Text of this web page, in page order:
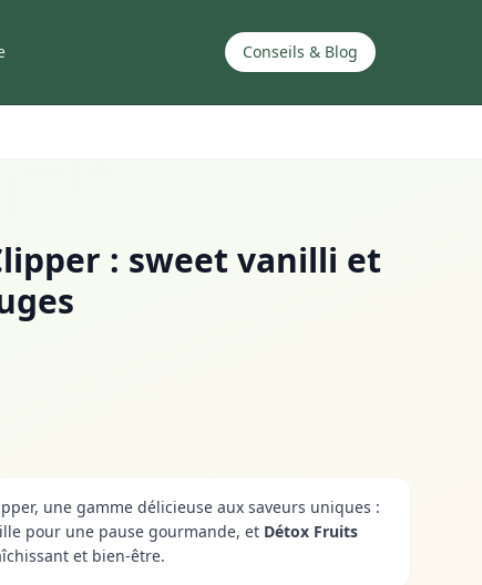
Conseils & Blog
: sweet vanilli et
une gamme délicieuse aux saveurs uniques :
pour une pause gourmande, et Détox Fruits
et bien-être.